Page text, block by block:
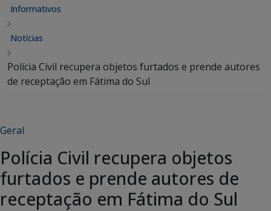
Informativos
Notícias
Polícia Civil recupera objetos furtados e prende autores
de receptação em Fátima do Sul
Geral
Polícia Civil recupera objetos
furtados e prende autores de
receptação em Fátima do Sul